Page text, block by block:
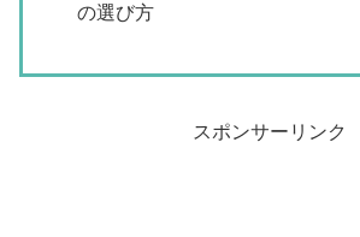
の選び方
スポンサーリンク